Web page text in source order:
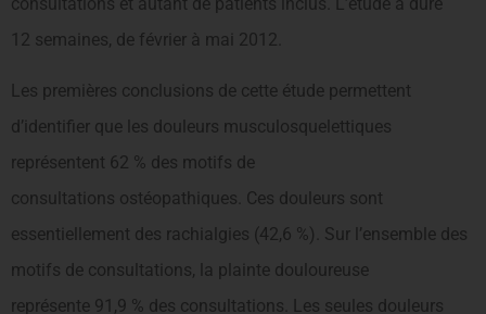
12 semaines, de février à mai 2012.
Les premières conclusions de cette étude permettent
d’identifier que les douleurs musculosquelettiques
représentent 62 % des motifs de
consultations ostéopathiques. Ces douleurs sont
essentiellement des rachialgies (42,6 %). Sur l’ensemble des
motifs de consultations, la plainte douloureuse
représente 91,9 % des consultations. Les seules douleurs